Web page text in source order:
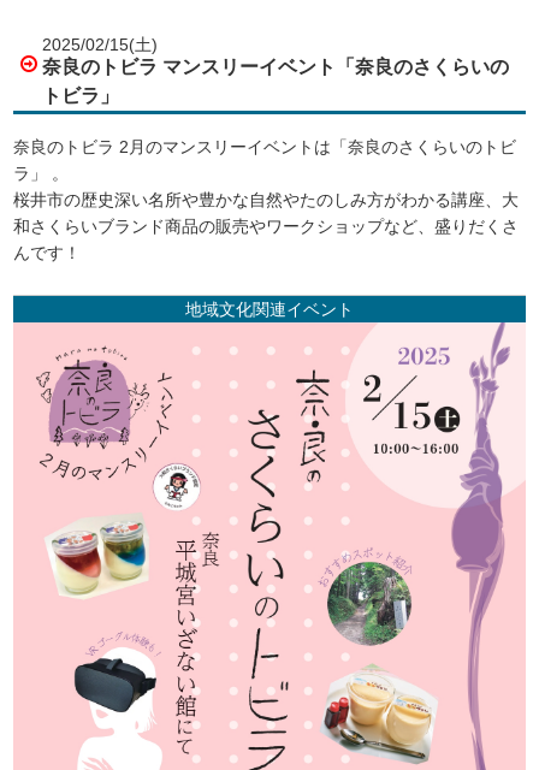
2025/02/15(土)
奈良のトビラ マンスリーイベント「奈良のさくらいの
トビラ」
奈良のトビラ 2月のマンスリーイベントは「奈良のさくらいのトビ
ラ」 。
桜井市の歴史深い名所や豊かな自然やたのしみ方がわかる講座、大
和さくらいブランド商品の販売やワークショップなど、盛りだくさ
んです！
地域文化関連イベント